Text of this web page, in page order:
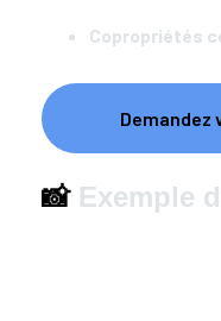
Copropriétés
Demandez
📸 Exemple